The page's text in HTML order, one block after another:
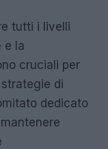
tutti i livelli
e la
cruciali per
di
dedicato